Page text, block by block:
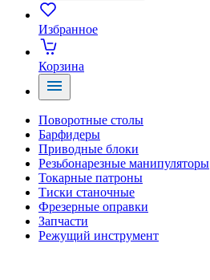
Избранное
Корзина
Поворотные столы
Барфидеры
Приводные блоки
Резьбонарезные манипуляторы
Токарные патроны
Тиски станочные
Фрезерные оправки
Запчасти
Режущий инструмент